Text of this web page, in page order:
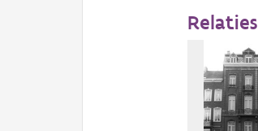
Relaties